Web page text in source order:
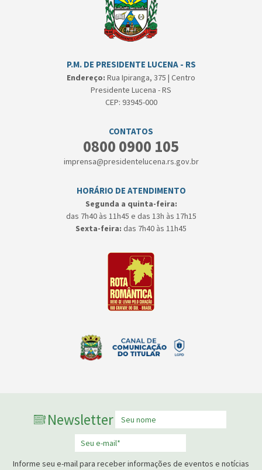
P.M. DE PRESIDENTE LUCENA - RS
Endereço: Rua Ipiranga, 375 | Centro
Presidente Lucena - RS
CEP: 93945-000
CONTATOS
0800 0900 105
imprensa@presidentelucena.rs.gov.br
HORÁRIO DE ATENDIMENTO
Segunda a quinta-feira:
das 7h40 às 11h45 e das 13h às 17h15
Sexta-feira: das 7h40 às 11h45
Newsletter
Informe seu e-mail para receber informações de eventos e notícias